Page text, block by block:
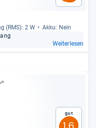
(RMS): 2 W
Akku: Nein
Weiterlesen
Gut
1,6